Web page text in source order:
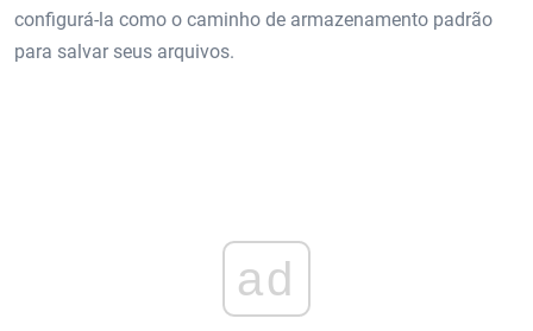
configurá-la como o caminho de armazenamento padrão
para salvar seus arquivos.
ad